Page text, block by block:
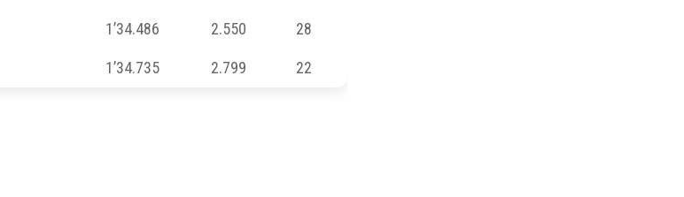
1’34.486 2.550 28
1’34.735 2.799 22